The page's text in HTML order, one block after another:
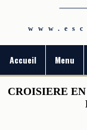
Accueil Menu
CROISIERE